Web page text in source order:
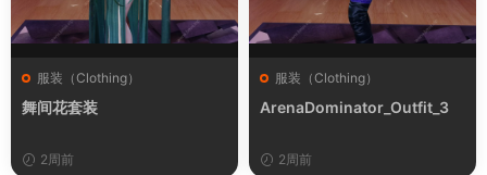
服装（Clothing）
舞间花套装
2周前
服装（Clothing）
ArenaDominator_Outfit_3
2周前